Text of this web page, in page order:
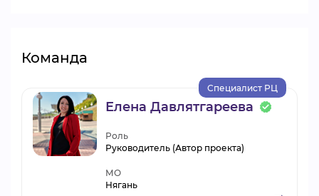
Команда
Елена Давлятгареева
Специалист РЦ
Роль
Руководитель (Автор проекта)
МО
Нягань